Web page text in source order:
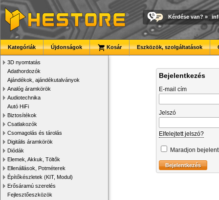
Kérdése van? »
Kategóriák Újdonságok Kosár Eszközök, szolgáltatások
3D nyomtatás
Adathordozók
Ajándékok, ajándékutalványok
Analóg áramkörök
Audiotechnika
Autó HiFi
Biztosítékok
Csatlakozók
Csomagolás és tárolás
Digitális áramkörök
Diódák
Elemek, Akkuk, Töltők
Ellenállások, Potméterek
Építőkészletek (KIT, Modul)
Erősáramú szerelés
Fejlesztőeszközök
Bejelentkezés
E-mail cím
Jelszó
Elfelejtett jelszó?
Maradjon